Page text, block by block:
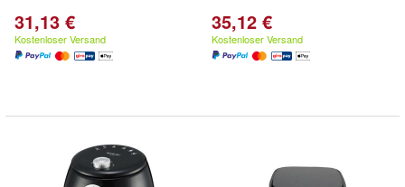
31,13 €
Kostenloser Versand
35,12 €
Kostenloser Versand